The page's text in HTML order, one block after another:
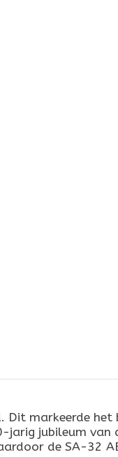
markeerde
jubileum van
de SA-32